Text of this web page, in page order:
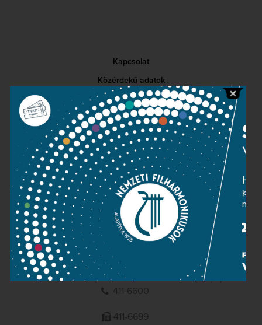
Kapcsolat
Közérdekű adatok
Sajtószoba
Adatvédelem
Impresszum
NEMZETI
FILHARMONIKUSOK
1095 Budapest, Komor Marcell u. 1. (Müpa)
411-6600
411-6699